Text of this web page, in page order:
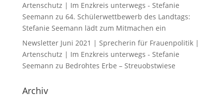
Artenschutz | Im Enzkreis unterwegs - Stefanie
Seemann zu 64. Schülerwettbewerb des Landtags:
Stefanie Seemann lädt zum Mitmachen ein
Newsletter Juni 2021 | Sprecherin für Frauenpolitik |
Artenschutz | Im Enzkreis unterwegs - Stefanie
Seemann zu Bedrohtes Erbe – Streuobstwiese
Archiv